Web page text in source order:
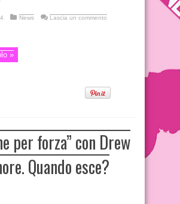
News
Lascia un commento
»
per forza” con Drew
Quando esce?